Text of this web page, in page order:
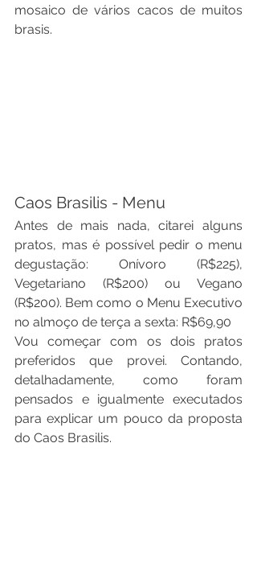
mosaico de vários cacos de muitos
brasis.
Caos Brasilis - Menu
Antes de mais nada, citarei alguns
pratos, mas é possível pedir o menu
degustação: Onívoro (R$225),
Vegetariano (R$200) ou Vegano
(R$200). Bem como o Menu Executivo
no almoço de terça a sexta: R$69,90
Vou começar com os dois pratos
preferidos que provei. Contando,
detalhadamente, como foram
pensados e igualmente executados
para explicar um pouco da proposta
do Caos Brasilis.